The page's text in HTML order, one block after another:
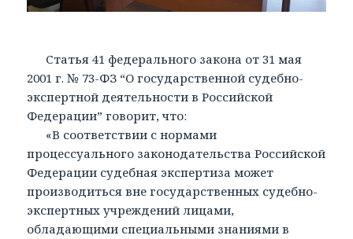
Статья 41 федерального закона от 31 мая
2001 г. № 73-ФЗ “О государственной судебно-
экспертной деятельности в Российской
Федерации” говорит, что:
«В соответствии с нормами
процессуального законодательства Российской
Федерации судебная экспертиза может
производиться вне государственных судебно-
экспертных учреждений лицами,
обладающими специальными знаниями в